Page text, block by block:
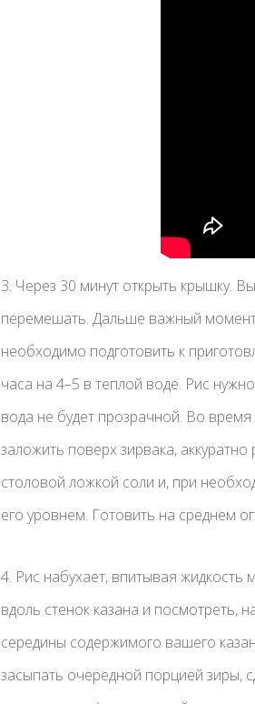
3. Через 30 минут открыть крышку.
перемешать. Дальше важный момент
необходимо подготовить к
часа на 4–5 в теплой воде. Рис
вода не будет прозрачной. Во
заложить поверх зирвака,
столовой ложкой соли и, при
его уровнем. Готовить на среднем
4. Рис набухает, впитывая жидкость
вдоль стенок казана и посмотреть,
середины содержимого вашего
засыпать очередной порцией зиры,